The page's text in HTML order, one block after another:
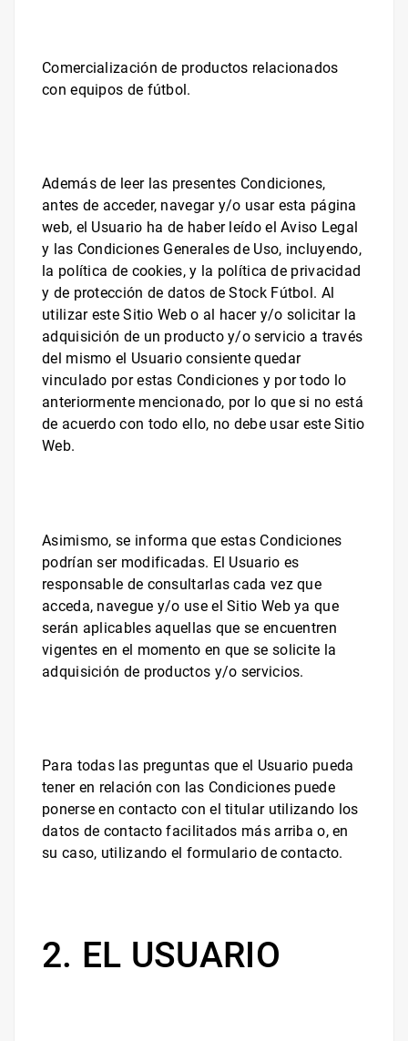
Comercialización de productos relacionados
con equipos de fútbol.
Además de leer las presentes Condiciones,
antes de acceder, navegar y/o usar esta página
web, el Usuario ha de haber leído el Aviso Legal
y las Condiciones Generales de Uso, incluyendo,
la política de cookies, y la política de privacidad
y de protección de datos deStock Fútbol . Al
utilizar este Sitio Web o al hacer y/o solicitar la
adquisición de un producto y/o servicio a través
del mismo el Usuario consiente quedar
vinculado por estas Condiciones y por todo lo
anteriormente mencionado, por lo que si no está
de acuerdo con todo ello, no debe usar este Sitio
Web.
Asimismo, se informa que estas Condiciones
podrían ser modificadas. El Usuario es
responsable de consultarlas cada vez que
acceda, navegue y/o use el Sitio Web ya que
serán aplicables aquellas que se encuentren
vigentes en el momento en que se solicite la
adquisición de productos y/o servicios.
Para todas las preguntas que el Usuario pueda
tener en relación con las Condiciones puede
ponerse en contacto con el titular utilizando los
datos de contacto facilitados más arriba o, en
su caso, utilizando el formulario de contacto.
2. EL USUARIO